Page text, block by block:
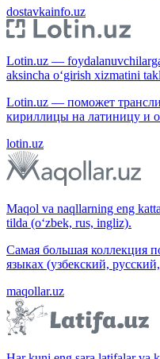
dostavkainfo.uz
Lotin.uz —
aksincha o‘girish xizmatini
Lotin.uz — поможет
кириллицы на латиницу и
lotin.uz
Maqol va naqllarning eng
tilda (o‘zbek, rus, ingliz).
Самая большая коллекция
языках (узбекский,
maqollar.uz